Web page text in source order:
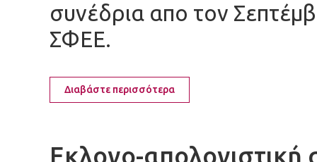
συνέδρια απο τον
ΣΦΕΕ.
Διαβάστε περισσότερα
Εκλογο-